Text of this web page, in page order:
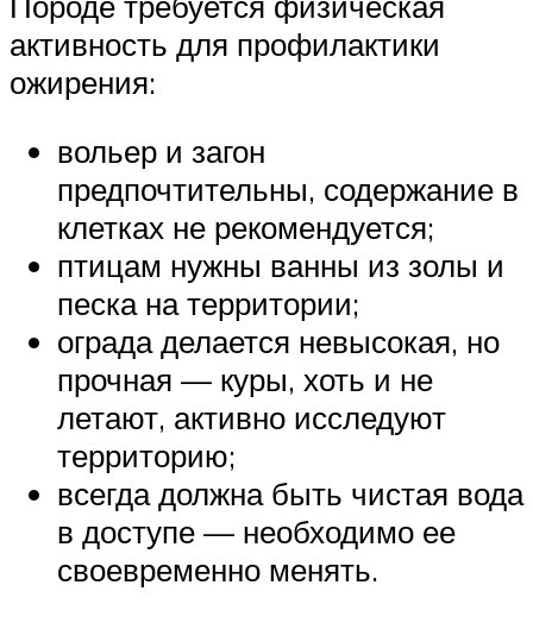
активность для профилактики
ожирения:
вольер и загон
предпочтительны, содержание в
клетках не рекомендуется;
птицам нужны ванны из золы и
песка на территории;
ограда делается невысокая, но
прочная — куры, хоть и не
летают, активно исследуют
территорию;
всегда должна быть чистая вода
в доступе — необходимо ее
своевременно менять.